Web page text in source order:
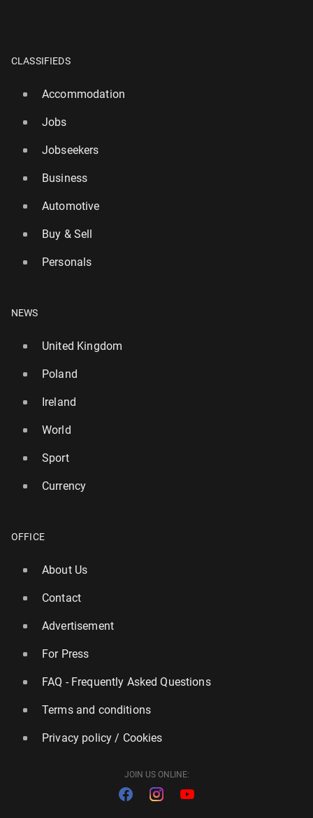
CLASSIFIEDS
Accommodation
Jobs
Jobseekers
Business
Automotive
Buy & Sell
Personals
NEWS
United Kingdom
Poland
Ireland
World
Sport
Currency
OFFICE
About Us
Contact
Advertisement
For Press
FAQ - Frequently Asked Questions
Terms and conditions
Privacy policy / Cookies
JOIN US ONLINE: